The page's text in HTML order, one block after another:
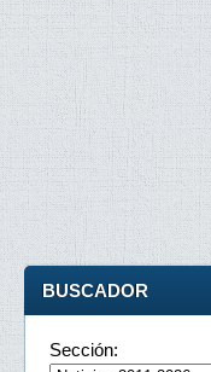
BUSCADOR
Sección: